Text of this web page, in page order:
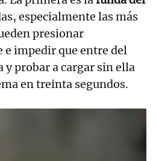
especialmente las más
presionar
e impedir que entre del
y probar a cargar sin ella
en treinta segundos.